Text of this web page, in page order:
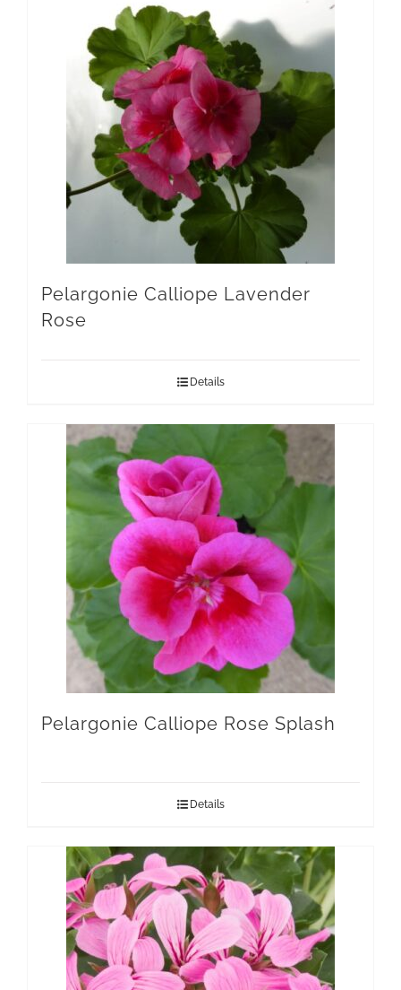
Pelargonie Calliope Lavender
Rose
Details
Pelargonie Calliope Rose Splash
Details